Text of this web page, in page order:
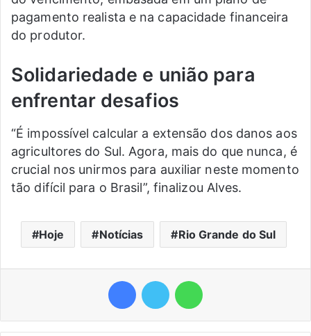
pagamento realista e na capacidade financeira
do produtor.
Solidariedade e união para
enfrentar desafios
“É impossível calcular a extensão dos danos aos
agricultores do Sul. Agora, mais do que nunca, é
crucial nos unirmos para auxiliar neste momento
tão difícil para o Brasil”, finalizou Alves.
Hoje Notícias Rio Grande do Sul
FacebookTwitter